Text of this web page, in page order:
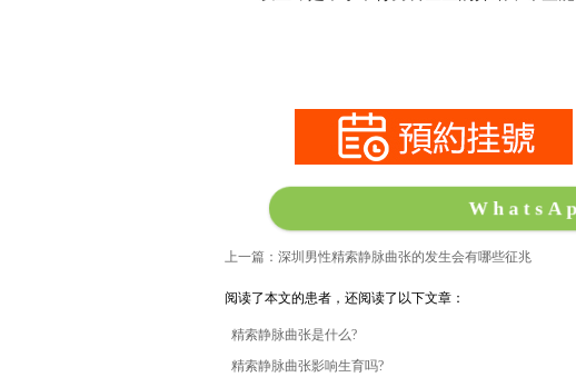
上一篇：深圳男性精索静脉曲张的发生会有哪些征兆
阅读了本文的患者，还阅读了以下文章：
精索静脉曲张是什么?
精索静脉曲张影响生育吗?